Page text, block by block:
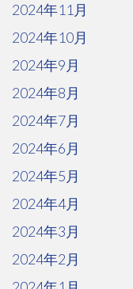
2024年11月
2024年10月
2024年9月
2024年8月
2024年7月
2024年6月
2024年5月
2024年4月
2024年3月
2024年2月